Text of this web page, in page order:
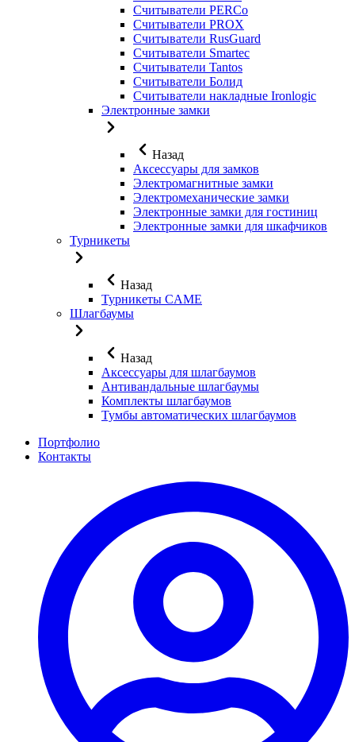
Считыватели PERCo
Считыватели PROX
Считыватели RusGuard
Считыватели Smartec
Считыватели Tantos
Считыватели Болид
Считыватели накладные Ironlogic
Электронные замки
Назад
Аксессуары для замков
Электромагнитные замки
Электромеханические замки
Электронные замки для гостиниц
Электронные замки для шкафчиков
Турникеты
Назад
Турникеты CAME
Шлагбаумы
Назад
Аксессуары для шлагбаумов
Антивандальные шлагбаумы
Комплекты шлагбаумов
Тумбы автоматических шлагбаумов
Портфолио
Контакты